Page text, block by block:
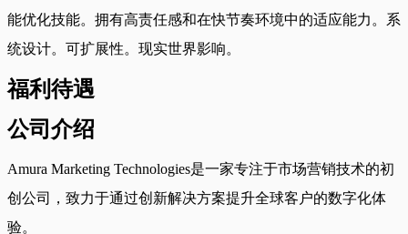
能优化技能。拥有高责任感和在快节奏环境中的适应能力。系
统设计。可扩展性。现实世界影响。
福利待遇
公司介绍
Amura Marketing Technologies是一家专注于市场营销技术的初
创公司，致力于通过创新解决方案提升全球客户的数字化体
验。